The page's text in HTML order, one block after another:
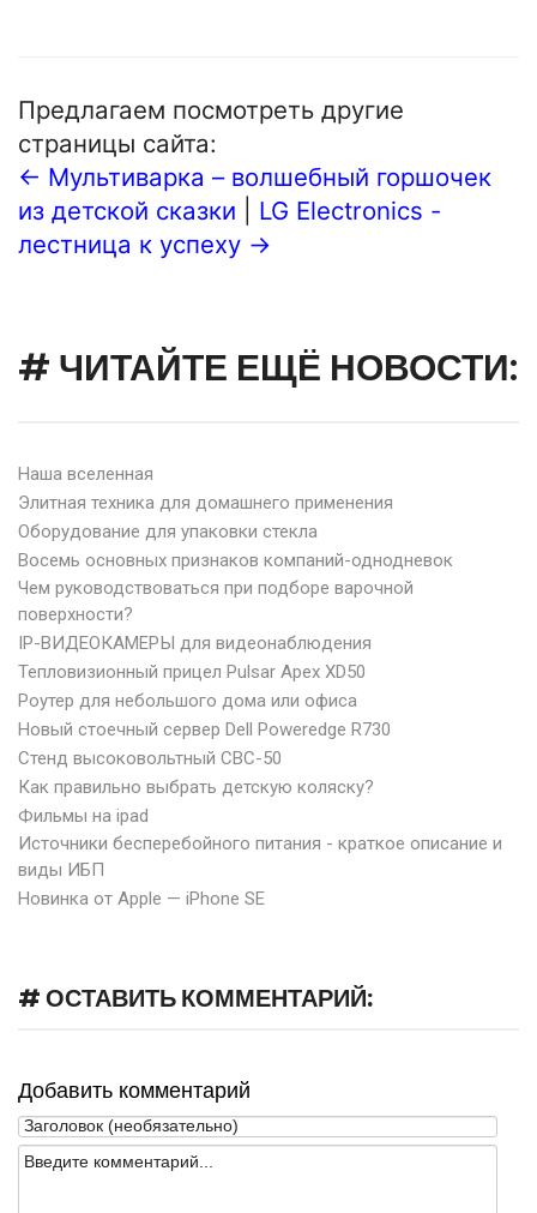
Предлагаем посмотреть другие
страницы сайта:
← Мультиварка – волшебный горшочек
из детской сказки
LG Electronics -
лестница к успеху →
# ЧИТАЙТЕ ЕЩЁ НОВОСТИ:
Наша вселенная
Элитная техника для домашнего применения
Оборудование для упаковки стекла
Восемь основных признаков компаний-однодневок
Чем руководствоваться при подборе варочной
поверхности?
IP-ВИДЕОКАМЕРЫ для видеонаблюдения
Тепловизионный прицел Pulsar Apex XD50
Роутер для небольшого дома или офиса
Новый стоечный сервер Dell Poweredge R730
Стенд высоковольтный СВС-50
Как правильно выбрать детскую коляску?
Фильмы на ipad
Источники бесперебойного питания - краткое описание и
виды ИБП
Новинка от Apple — iPhone SE
# ОСТАВИТЬ КОММЕНТАРИЙ:
Добавить комментарий